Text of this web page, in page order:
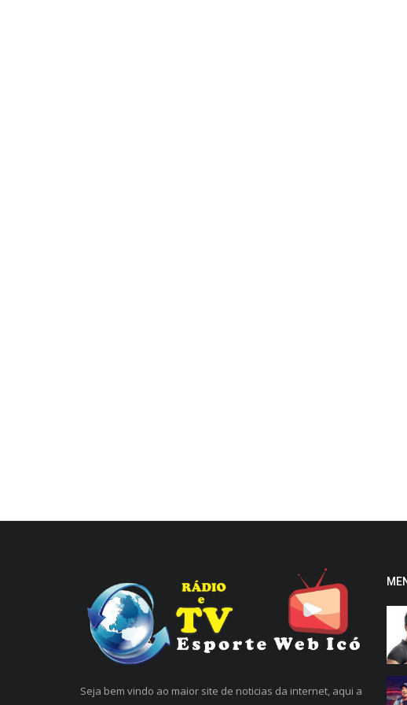
Seja bem vindo ao maior site de noticias da internet, aqui a